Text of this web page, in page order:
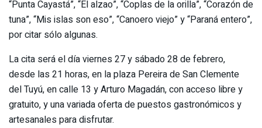
“Punta Cayastá”, “El alzao”, “Coplas de la orilla”, “Corazón de
tuna”, “Mis islas son eso”, “Canoero viejo” y “Paraná entero”,
por citar sólo algunas.
La cita será el día viernes 27 y sábado 28 de febrero,
desde las 21 horas, en la plaza Pereira de San Clemente
del Tuyú, en calle 13 y Arturo Magadán, con acceso libre y
gratuito, y una variada oferta de puestos gastronómicos y
artesanales para disfrutar.